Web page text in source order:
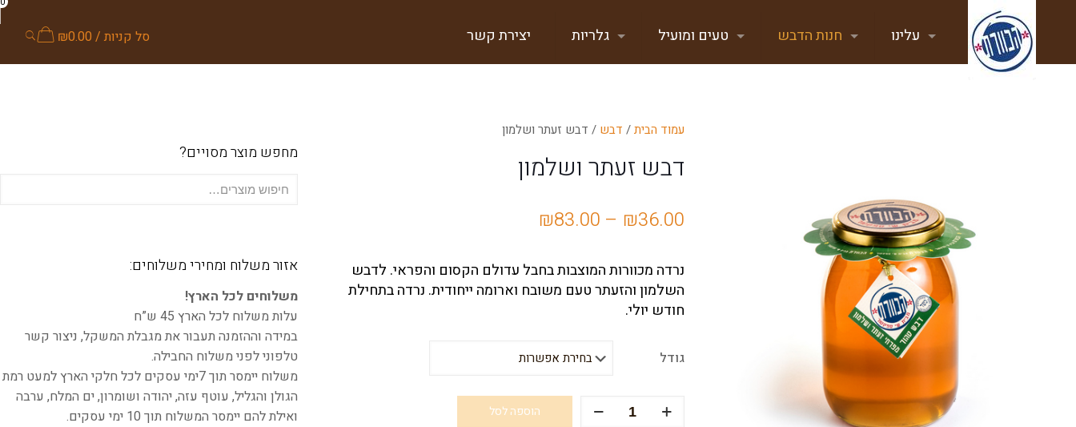
עלינו חנות הדבש טעים ומועיל גלריות יצירת קשר סל קניות / ₪0.00
עמוד הבית/ דבש / דבש זעתר ושלמון
דבש זעתר ושלמון
₪36.00
–
₪83.00 טווח
עד
נרדה מכוורות המוצבות בחבל עדולם הקסום והפראי. לדבש
השלמון והזעתר טעם משובח וארומה ייחודית. נרדה בתחילת
חודש יולי.
גודל
הוספה לסל
מחפש מוצר מסויים?
אזור משלוח ומחירי משלוחים:
משלוחים לכל הארץ!
עלות משלוח לכל הארץ 45 ש”ח
במידה וההזמנה תעבור את מגבלת המשקל, ניצור קשר
טלפוני לפני משלוח החבילה.
משלוח יימסר תוך 7ימי עסקים לכל חלקי הארץ למעט רמת
הגולן והגליל, עוטף עזה, יהודה ושומרון, ים המלח, ערבה
ואילת להם יימסר המשלוח תוך 10 ימי עסקים.